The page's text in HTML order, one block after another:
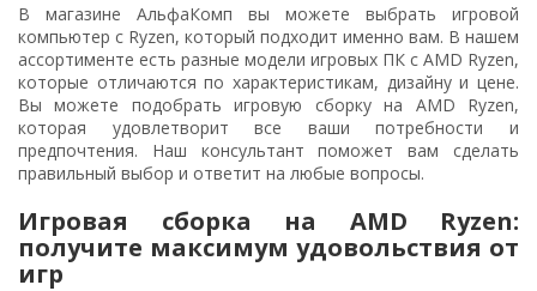
В магазине АльфаКомп вы можете выбрать игровой
компьютер с Ryzen, который подходит именно вам. В нашем
ассортименте есть разные модели игровых ПК с AMD Ryzen,
которые отличаются по характеристикам, дизайну и цене.
Вы можете подобрать игровую сборку на AMD Ryzen,
которая удовлетворит все ваши потребности и
предпочтения. Наш консультант поможет вам сделать
правильный выбор и ответит на любые вопросы.
Игровая сборка на AMD Ryzen:
получите максимум удовольствия от
игр